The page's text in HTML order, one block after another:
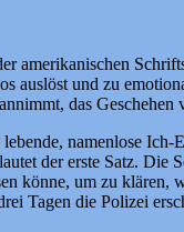
amerikanischen
auslöst und zu
das
namenlose
der erste Satz.
könne, um zu klären,
Tagen die Polizei